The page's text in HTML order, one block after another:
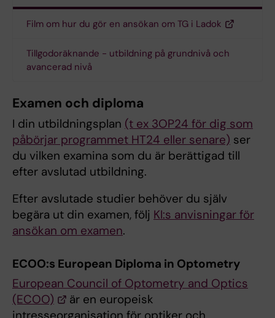
Film om hur du gör en ansökan om TG i Ladok
Tillgodoräknande - utbildning på grundnivå och
avancerad nivå
Examen och diploma
I din utbildningsplan (t ex 3OP24 för dig som
påbörjar programmet HT24 eller senare) ser
du vilken examina som du är berättigad till
efter avslutad utbildning.
Efter avslutade studier behöver du själv
begära ut din examen, följ KI:s anvisningar för
ansökan om examen.
ECOO:s European Diploma in Optometry
European Council of Optometry and Optics
(ECOO)
är en europeisk